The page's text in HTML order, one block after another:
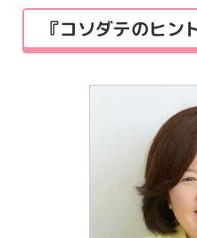
『コソダテのヒン